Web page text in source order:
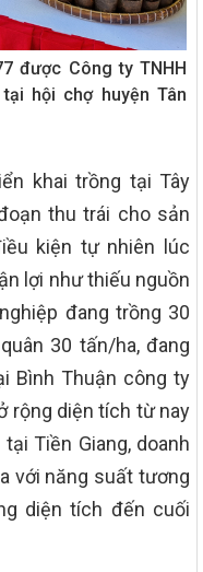
được Công ty TNHH
hội chợ huyện Tân
khai trồng tại Tây
thu trái cho sản
kiện tự nhiên lúc
lợi như thiếu nguồn
đang trồng 30
30 tấn/ha, đang
Bình Thuận công ty
rộng diện tích từ nay
Tiền Giang, doanh
với năng suất tương
diện tích đến cuối